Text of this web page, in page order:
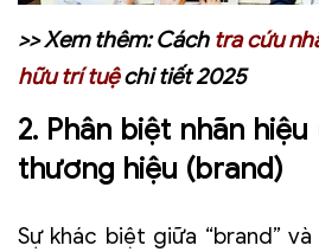
>> Xem thêm:Cách tra cứu
hữu trí tuệ chi tiết 2025
2. Phân biệt nhãn
thương hiệu (brand)
Sự khác biệt giữa “brand”